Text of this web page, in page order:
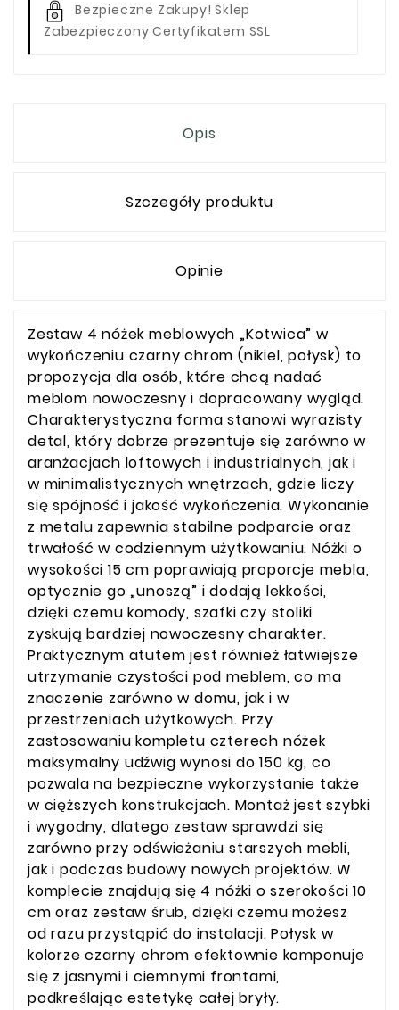
Bezpieczne Zakupy! Sklep
Zabezpieczony Certyfikatem SSL
Opis
Szczegóły produktu
Opinie
Zestaw 4 nóżek meblowych „Kotwica” w
wykończeniu czarny chrom (nikiel, połysk) to
propozycja dla osób, które chcą nadać
meblom nowoczesny i dopracowany wygląd.
Charakterystyczna forma stanowi wyrazisty
detal, który dobrze prezentuje się zarówno w
aranżacjach loftowych i industrialnych, jak i
w minimalistycznych wnętrzach, gdzie liczy
się spójność i jakość wykończenia. Wykonanie
z metalu zapewnia stabilne podparcie oraz
trwałość w codziennym użytkowaniu. Nóżki o
wysokości 15 cm poprawiają proporcje mebla,
optycznie go „unoszą” i dodają lekkości,
dzięki czemu komody, szafki czy stoliki
zyskują bardziej nowoczesny charakter.
Praktycznym atutem jest również łatwiejsze
utrzymanie czystości pod meblem, co ma
znaczenie zarówno w domu, jak i w
przestrzeniach użytkowych. Przy
zastosowaniu kompletu czterech nóżek
maksymalny udźwig wynosi do 150 kg, co
pozwala na bezpieczne wykorzystanie także
w cięższych konstrukcjach. Montaż jest szybki
i wygodny, dlatego zestaw sprawdzi się
zarówno przy odświeżaniu starszych mebli,
jak i podczas budowy nowych projektów. W
komplecie znajdują się 4 nóżki o szerokości 10
cm oraz zestaw śrub, dzięki czemu możesz
od razu przystąpić do instalacji. Połysk w
kolorze czarny chrom efektownie komponuje
się z jasnymi i ciemnymi frontami,
podkreślając estetykę całej bryły.